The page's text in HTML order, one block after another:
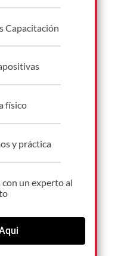
Capacitación
físico
y práctica
con un experto al